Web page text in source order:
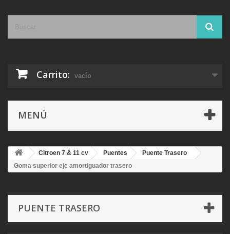
Carrito: vacío
MENÚ
Citroen 7 & 11 cv Puentes
Puente Trasero
Goma superior eje amortiguador trasero
PUENTE TRASERO